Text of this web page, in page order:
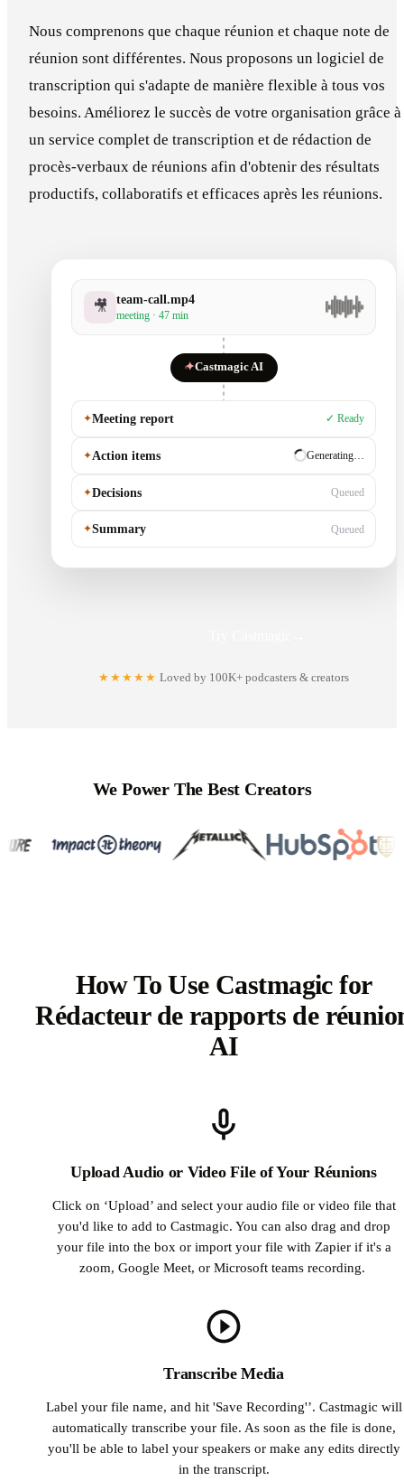
Nous comprenons que chaque réunion et chaque note de
réunion sont différentes. Nous proposons un logiciel de
transcription qui s'adapte de manière flexible à tous vos
besoins. Améliorez le succès de votre organisation grâce à
un service complet de transcription et de rédaction de
procès-verbaux de réunions afin d'obtenir des résultats
productifs, collaboratifs et efficaces après les réunions.
🎥 team-call.mp4
meeting · 47 min
✦Castmagic AI
✦Meeting report ✓ Ready
✦Action items ✓ Ready
✦Decisions Generating…
✦Summary Queued
★★★★★ Loved by 100K+ podcasters & creators
We Power The Best Creators
How To Use Castmagic for
Rédacteur de rapports de
AI
Upload Audio or Video File of Your Réunions
Click on ‘Upload’ and select your audio file or video file that
you'd like to add to Castmagic. You can also drag and drop
your file into the box or import your file with Zapier if it's a
zoom, Google Meet, or Microsoft teams recording.
Transcribe Media
Label your file name, and hit 'Save Recording'’. Castmagic will
automatically transcribe your file. As soon as the file is done,
you'll be able to label your speakers or make any edits directly
in the transcript.